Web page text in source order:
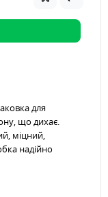
для
що дихає.
міцний,
надійно